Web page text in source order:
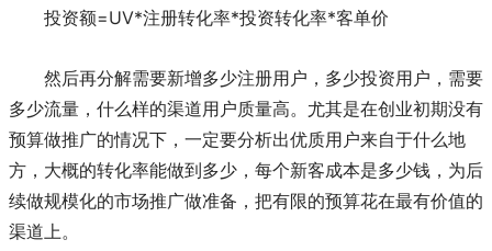
投资额=UV*注册转化率*投资转化率*客单价
然后再分解需要新增多少注册用户，多少投资用户，需要
多少流量，什么样的渠道用户质量高。尤其是在创业初期没有
预算做推广的情况下，一定要分析出优质用户来自于什么地
方，大概的转化率能做到多少，每个新客成本是多少钱，为后
续做规模化的市场推广做准备，把有限的预算花在最有价值的
渠道上。